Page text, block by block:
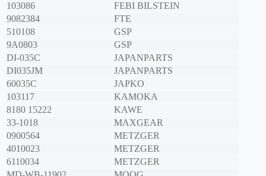
103086
FEBI BILSTEIN
9082384
FTE
510108
GSP
9A0803
GSP
DI-035C
JAPANPARTS
DI035JM
JAPANPARTS
60035C
JAPKO
103117
KAMOKA
8180 15222
KAWE
33-1018
MAXGEAR
0900564
METZGER
4010023
METZGER
6110034
METZGER